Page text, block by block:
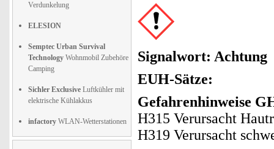
Verdunkelung
ELESION
Semptec Urban Survival
Technology Wohnmobil Zubehöre
Camping
Sichler Exclusive Luftkühler mit
elektrische Kühlakkus
infactory WLAN-Wetterstationen
Signalwort: Achtung
EUH-Sätze:
Gefahrenhinweise
H315 Verursacht
H319 Verursacht